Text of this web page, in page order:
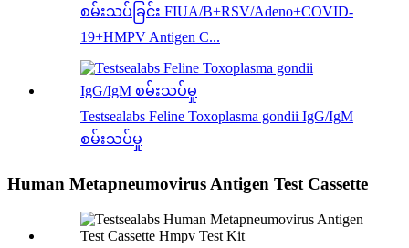
စမ်းသပ်ခြင်း FIUA/B+RSV/Adeno+COVID-
19+HMPV Antigen C...
Testsealabs Feline Toxoplasma gondii IgG/IgM
စမ်းသပ်မှု
Human Metapneumovirus Antigen Test Cassette